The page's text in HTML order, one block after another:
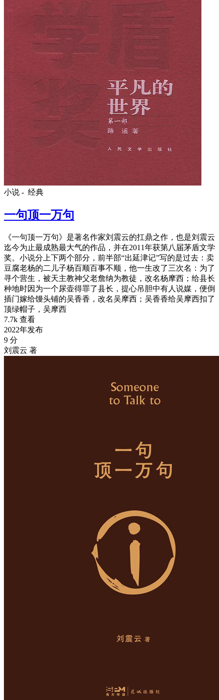
小说 - 经典
一句顶一万句
《一句顶一万句》是著名作家刘震云的扛鼎之作，也是刘震云
迄今为止最成熟最大气的作品，并在2011年获第八届茅盾文学
奖。小说分上下两个部分，前半部“出延津记”写的是过去：卖
豆腐老杨的二儿子杨百顺百事不顺，他一生改了三次名：为了
寻个营生，被天主教神父老詹纳为教徒，改名杨摩西；给县长
种地时因为一个尿壶得罪了县长，提心吊胆中有人说媒，便倒
插门嫁给馒头铺的吴香香，改名吴摩西；吴香香给吴摩西扣了
顶绿帽子，吴摩西
7.7k 查看
2022年发布
9 分
刘震云 著